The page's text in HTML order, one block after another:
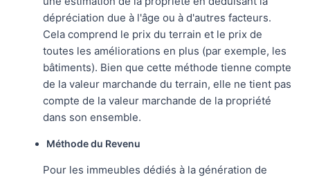
dépréciation due à l'âge ou à d'autres facteurs.
Cela comprend le prix du terrain et le prix de
toutes les améliorations en plus (par exemple, les
bâtiments). Bien que cette méthode tienne compte
de la valeur marchande du terrain, elle ne tient pas
compte de la valeur marchande de la propriété
dans son ensemble.
Méthode du Revenu
Pour les immeubles dédiés à la génération de